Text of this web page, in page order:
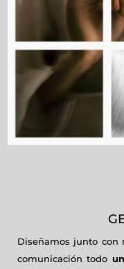
Diseñamos junto con
comunicación todo